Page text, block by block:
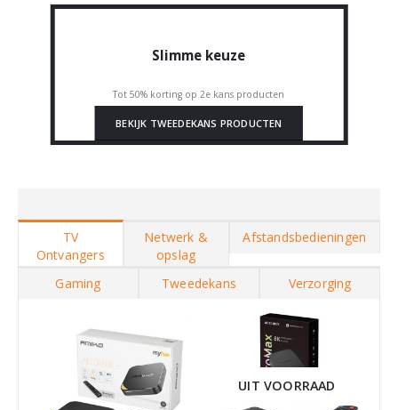
Slimme keuze
Tot 50% korting op 2e kans producten
BEKIJK TWEEDEKANS PRODUCTEN
TV
Ontvangers
Netwerk &
opslag
Afstandsbedieningen
Gaming Tweedekans Verzorging
UIT VOORRAAD